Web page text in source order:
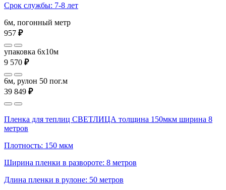
Срок службы: 7-8 лет
6м, погонный метр
957 ₽
упаковка 6x10м
9 570 ₽
6м, рулон 50 пог.м
39 849 ₽
Пленка для теплиц СВЕТЛИЦА толщина 150мкм ширина 8
метров
Плотность: 150 мкм
Ширина пленки в развороте: 8 метров
Длина пленки в рулоне: 50 метров